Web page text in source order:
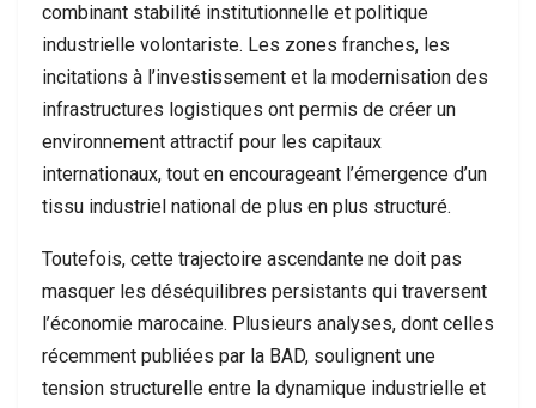
combinant stabilité institutionnelle et politique
industrielle volontariste. Les zones franches, les
incitations à l’investissement et la modernisation des
infrastructures logistiques ont permis de créer un
environnement attractif pour les capitaux
internationaux, tout en encourageant l’émergence d’un
tissu industriel national de plus en plus structuré.
Toutefois, cette trajectoire ascendante ne doit pas
masquer les déséquilibres persistants qui traversent
l’économie marocaine. Plusieurs analyses, dont celles
récemment publiées par la BAD, soulignent une
tension structurelle entre la dynamique industrielle et